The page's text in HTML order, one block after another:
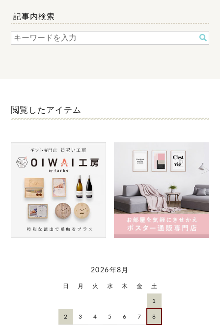
記事内検索
閲覧したアイテム
2026年8月
日 月 火 水 木 金 土
1
2 3 4 5 6 7 8